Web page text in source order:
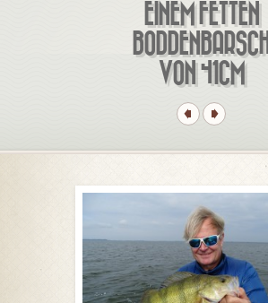
EINEM FETTEN
BODDENBARSCH
VON 41CM